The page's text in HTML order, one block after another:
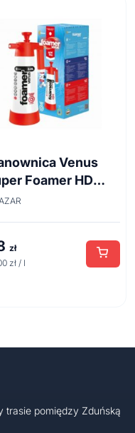
Venus
Foamer HD
line 2L
zł
zł / l
pomiędzy Zduńską